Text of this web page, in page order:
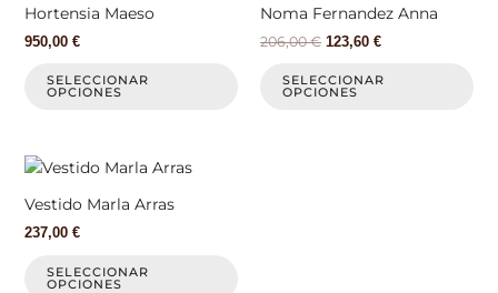
Hortensia Maeso
950,00 €
SELECCIONAR
OPCIONES
página
producto
Noma Fernandez Anna
206,00€ 123,60 €
SELECCIONAR
OPCIONES
Vestido Marla Arras
237,00 €
SELECCIONAR
OPCIONES